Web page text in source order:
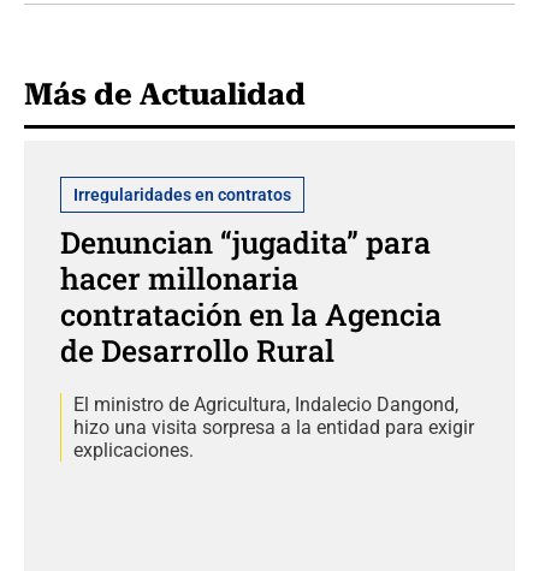
Más de Actualidad
Irregularidades en contratos
Denuncian “jugadita” para
hacer millonaria
contratación en la Agencia
de Desarrollo Rural
El ministro de Agricultura, Indalecio Dangond,
hizo una visita sorpresa a la entidad para exigir
explicaciones.